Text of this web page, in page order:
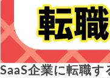
SaaS企業に転職